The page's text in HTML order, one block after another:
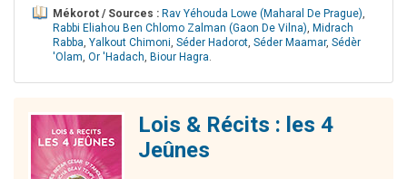
Mékorot / Sources : Rav Yéhouda Lowe (Maharal De Prague),
Rabbi Eliahou Ben Chlomo Zalman (Gaon De Vilna), Midrach
Rabba, Yalkout Chimoni, Séder Hadorot, Séder Maamar, Sédèr
'Olam, Or 'Hadach, Biour Hagra.
Lois & Récits : les 4
Jeûnes